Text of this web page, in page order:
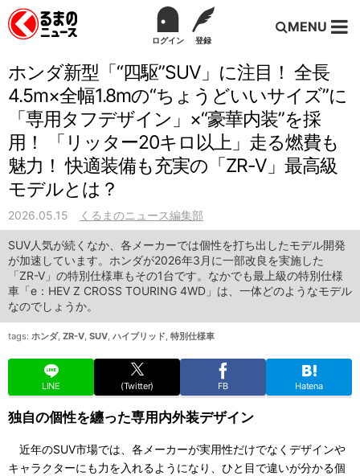
ログイン 登録
MENU
ホンダ新型「“四駆”SUV」に注目！ 全長
4.5m×全幅1.8mの“ちょうどいいサイズ”に
「専用タフデザイン」×“豪華内装”を採
用！ 「リッター20キロ以上」走る燃費も
魅力！ 快適装備も充実の「ZR-V」最高級
モデルとは？
2026.05.15 くるまのニュース編集部
SUV人気が続くなか、各メーカーでは個性を打ち出したモデル開発
が加速しています。ホンダが2026年3月に一部改良を実施した
「ZR-V」の特別仕様車もその1台です。なかでも最上級の特別仕様
車「e：HEV Z CROSS TOURING 4WD」は、一体どのようなモデル
なのでしょうか。
tags: ホンダ, ZR-V, SUV, ハイブリッド, 特別仕様車
LINE (Twitter) FB Hatena
独自の個性を纏った専用内外装デザイン
近年のSUV市場では、各メーカーが実用性だけでなくデザインや
キャラクターにも力を入れるようになり、ひと目で違いが分かる個